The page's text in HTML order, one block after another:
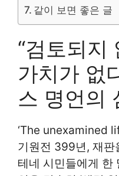
같이 보면 좋은 글
“검토되지
가치가 없
스 명언의
‘The unexamined
기원전 399년, 재판
테네 시민들에게 한